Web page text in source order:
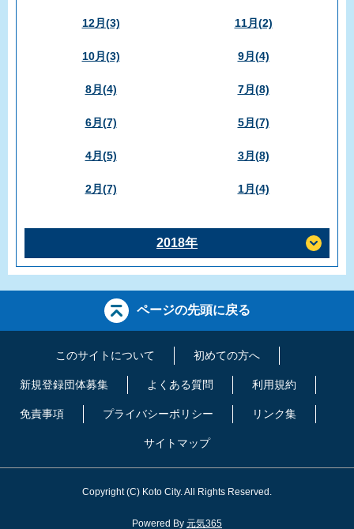
12月(3) 11月(2)
10月(3) 9月(4)
8月(4) 7月(8)
6月(7) 5月(7)
4月(5) 3月(8)
2月(7) 1月(4)
2018年
ページの先頭に戻る
このサイトについて 初めての方へ
新規登録団体募集 よくある質問 利用規約
免責事項 プライバシーポリシー リンク集
サイトマップ
Copyright(C) Koto City. All Rights Reserved.
Powered By 元気365